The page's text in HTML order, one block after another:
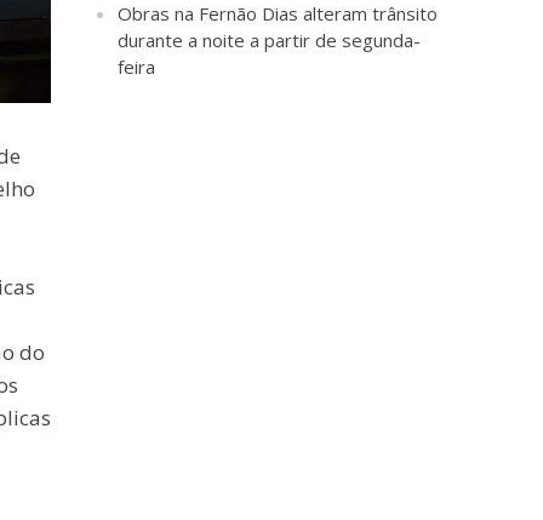
do
Obras na Fernão Dias alteram trânsito
durante a noite a partir de segunda-
feira